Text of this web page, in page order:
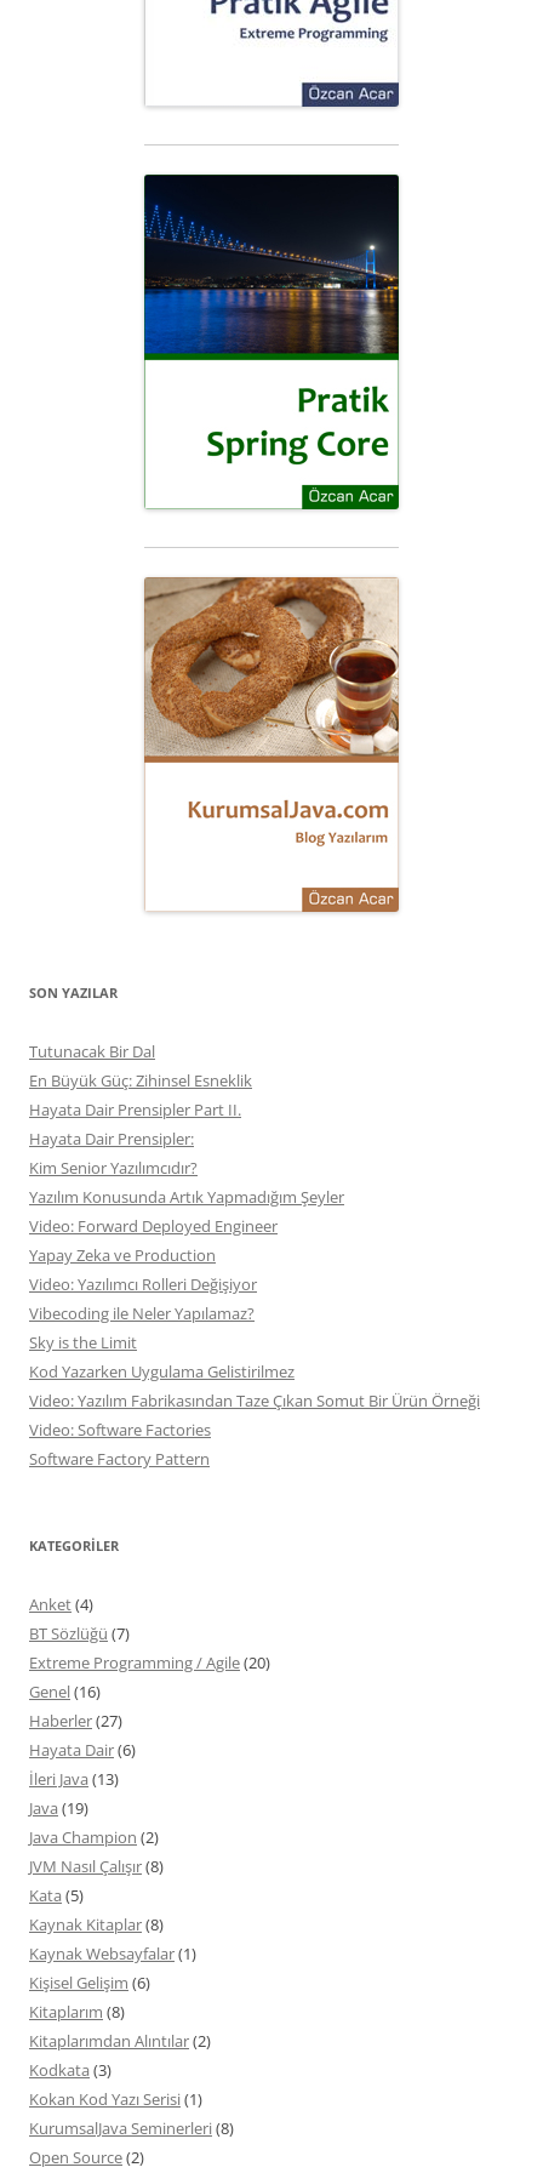
SON YAZILAR
Tutunacak Bir Dal
En Büyük Güç: Zihinsel Esneklik
Hayata Dair Prensipler Part II.
Hayata Dair Prensipler:
Kim Senior Yazılımcıdır?
Yazılım Konusunda Artık Yapmadığım Şeyler
Video: Forward Deployed Engineer
Yapay Zeka ve Production
Video: Yazılımcı Rolleri Değişiyor
Vibecoding ile Neler Yapılamaz?
Sky is the Limit
Kod Yazarken Uygulama Gelistirilmez
Video: Yazılım Fabrikasından Taze Çıkan Somut Bir Ürün Örneği
Video: Software Factories
Software Factory Pattern
KATEGORILER
Anket(4)
BT Sözlüğü (7)
Extreme Programming / Agile(20)
Genel(16)
Haberler(27)
Hayata Dair(6)
İleri Java (13)
Java (19)
Java Champion (2)
JVM Nasıl Çalışır(8)
Kata (5)
Kaynak Kitaplar(8)
Kaynak Websayfalar(1)
Kişisel Gelişim (6)
Kitaplarım (8)
Kitaplarımdan Alıntılar(2)
Kodkata (3)
Kokan Kod Yazı Serisi(1)
KurumsalJava Seminerleri(8)
Open Source(2)